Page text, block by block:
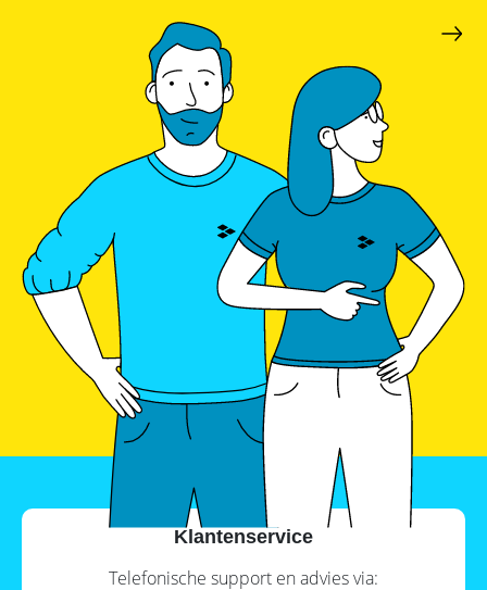
Klantenservice
Telefonische support en advies via: